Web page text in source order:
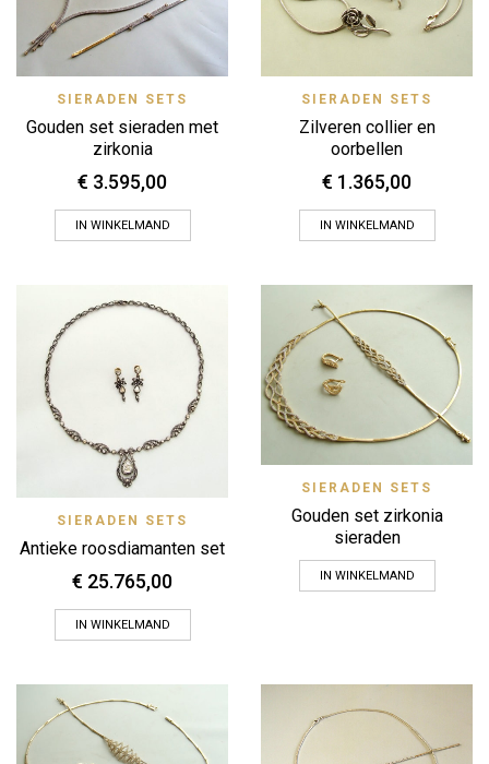
SIERADEN SETS
Gouden set sieraden met
zirkonia
€ 3.595,00
IN WINKELMAND
SIERADEN SETS
Zilveren collier en
oorbellen
€ 1.365,00
IN WINKELMAND
SIERADEN SETS
Antieke roosdiamanten set
€ 25.765,00
IN WINKELMAND
SIERADEN SETS
Gouden set zirkonia
sieraden
IN WINKELMAND